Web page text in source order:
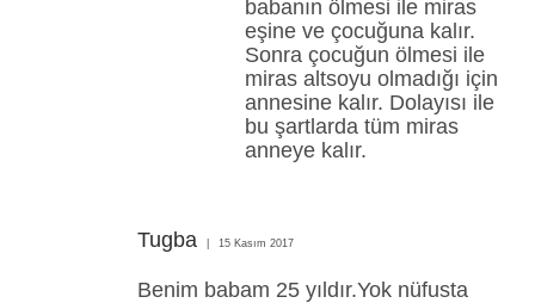
babanın ölmesi ile miras
eşine ve çocuğuna kalır.
Sonra çocuğun ölmesi ile
miras altsoyu olmadığı için
annesine kalır. Dolayısı ile
bu şartlarda tüm miras
anneye kalır.
Tugba 15 Kasım 2017
Benim babam 25 yıldır.Yok nüfusta